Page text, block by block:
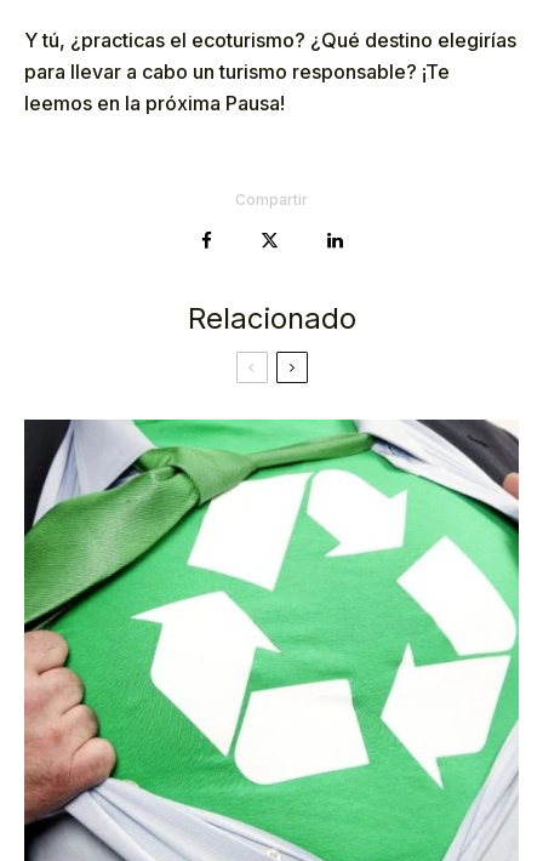
Y tú, ¿practicas el ecoturismo? ¿Qué destino elegirías
para llevar a cabo un turismo responsable? ¡Te
leemos en la próxima Pausa!
Compartir
Relacionado